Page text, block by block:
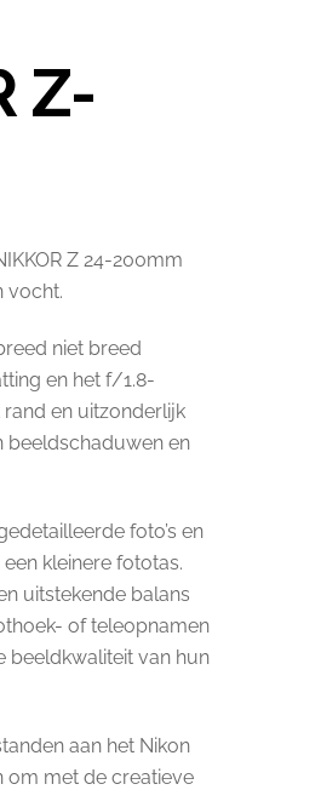
Z-
Z 24-200mm
vocht.
niet breed
en het f/1.8-
en uitzonderlijk
beeldschaduwen en
foto’s en
kleinere fototas.
uitstekende balans
of teleopnamen
beeldkwaliteit van hun
aan het Nikon
om met de creatieve